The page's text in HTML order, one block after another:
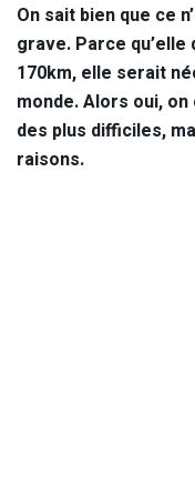
On sait bien que ce
grave. Parce qu’elle
170km, elle serait
monde. Alors oui,
des plus difficiles,
raisons.